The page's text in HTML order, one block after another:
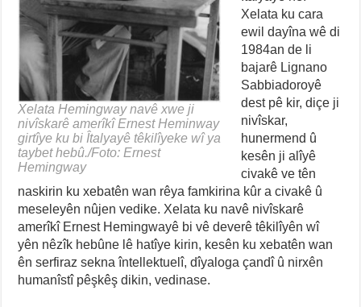
Xelata Hemingway navê xwe ji
nivîskarê amerîkî Ernest Heminway
girtîye ku bi Îtalyayê têkilîyeke wî ya
taybet hebû./Foto: Ernest
Hemingway
Xelata ku cara
ewil dayîna wê di
1984an de li
bajarê Lignano
Sabbiadoroyê
dest pê kir, diçe ji
nivîskar,
hunermend û
kesên ji alîyê
civakê ve tên
naskirin ku xebatên wan rêya famkirina kûr a civakê û
meseleyên nûjen vedike. Xelata ku navê nivîskarê
amerîkî Ernest Hemingwayê bi vê deverê têkilîyên wî
yên nêzîk hebûne lê hatîye kirin, kesên ku xebatên wan
ên serfiraz sekna întellektuelî, dîyaloga çandî û nirxên
humanîstî pêşkêş dikin, vedinase.